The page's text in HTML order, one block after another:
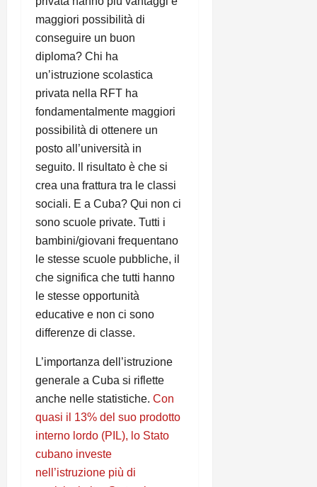
maggiori possibilità di
conseguire un buon
diploma? Chi ha
un’istruzione scolastica
privata nella RFT ha
fondamentalmente maggiori
possibilità di ottenere un
posto all’università in
seguito. Il risultato è che si
crea una frattura tra le classi
sociali. E a Cuba? Qui non ci
sono scuole private. Tutti i
bambini/giovani frequentano
le stesse scuole pubbliche, il
che significa che tutti hanno
le stesse opportunità
educative e non ci sono
differenze di classe.
L’importanza dell’istruzione
generale a Cuba si riflette
anche nelle statistiche. Con
quasi il 13% del suo prodotto
interno lordo (PIL), lo Stato
cubano investe
nell’istruzione più di